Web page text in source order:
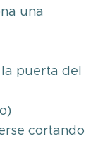
una
puerta del
cortando